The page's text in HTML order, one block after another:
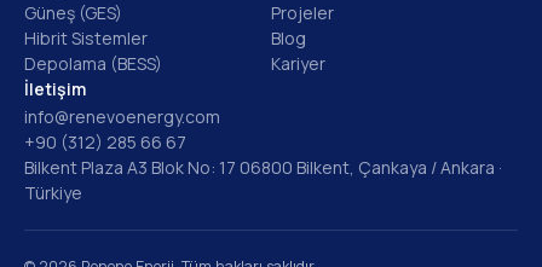
Güneş (GES)
Hibrit Sistemler
Depolama (BESS)
Projeler
Blog
Kariyer
İletişim
info@renevoenergy.com
+90 (312) 285 66 67
Bilkent Plaza A3 Blok No: 17 06800 Bilkent, Çankaya / Ankara ·
Türkiye